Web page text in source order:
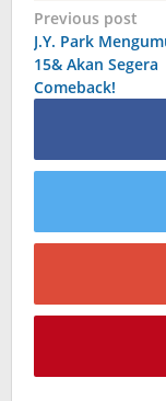
Post
Previous post
J.Y. Park
15& Akan Segera
Comeback!